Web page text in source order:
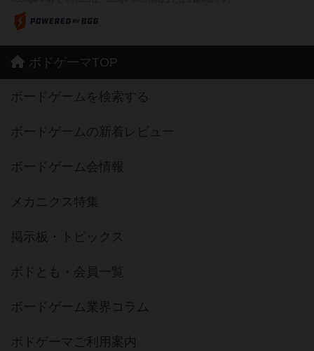
ボドゲーマTOP
ボードゲームを検索する
ボードゲームの新着レビュー
ボードゲーム会情報
メカニクス特集
掲示板・トピックス
ボドとも・会員一覧
ボードゲーム業界コラム
ボドゲーマご利用案内